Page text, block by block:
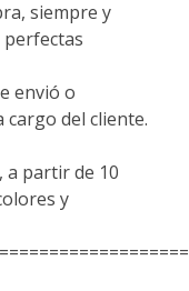
siempre y
envió o
del cliente.
a partir de 10
y